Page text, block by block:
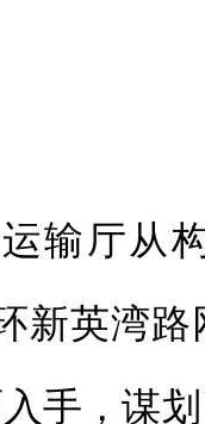
厅从构
新英湾
手，谋